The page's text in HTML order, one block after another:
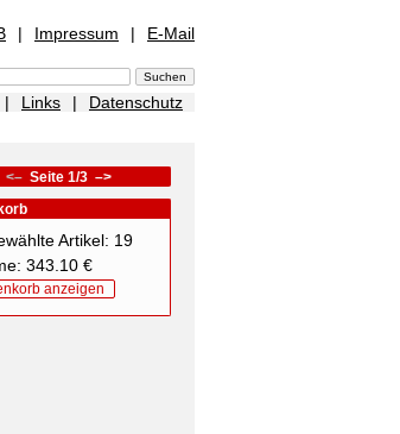
| Impressum | E-Mail
| Links |
Datenschutz
<– Seite 1/3–>
Artikel: 19
343.10 €
anzeigen